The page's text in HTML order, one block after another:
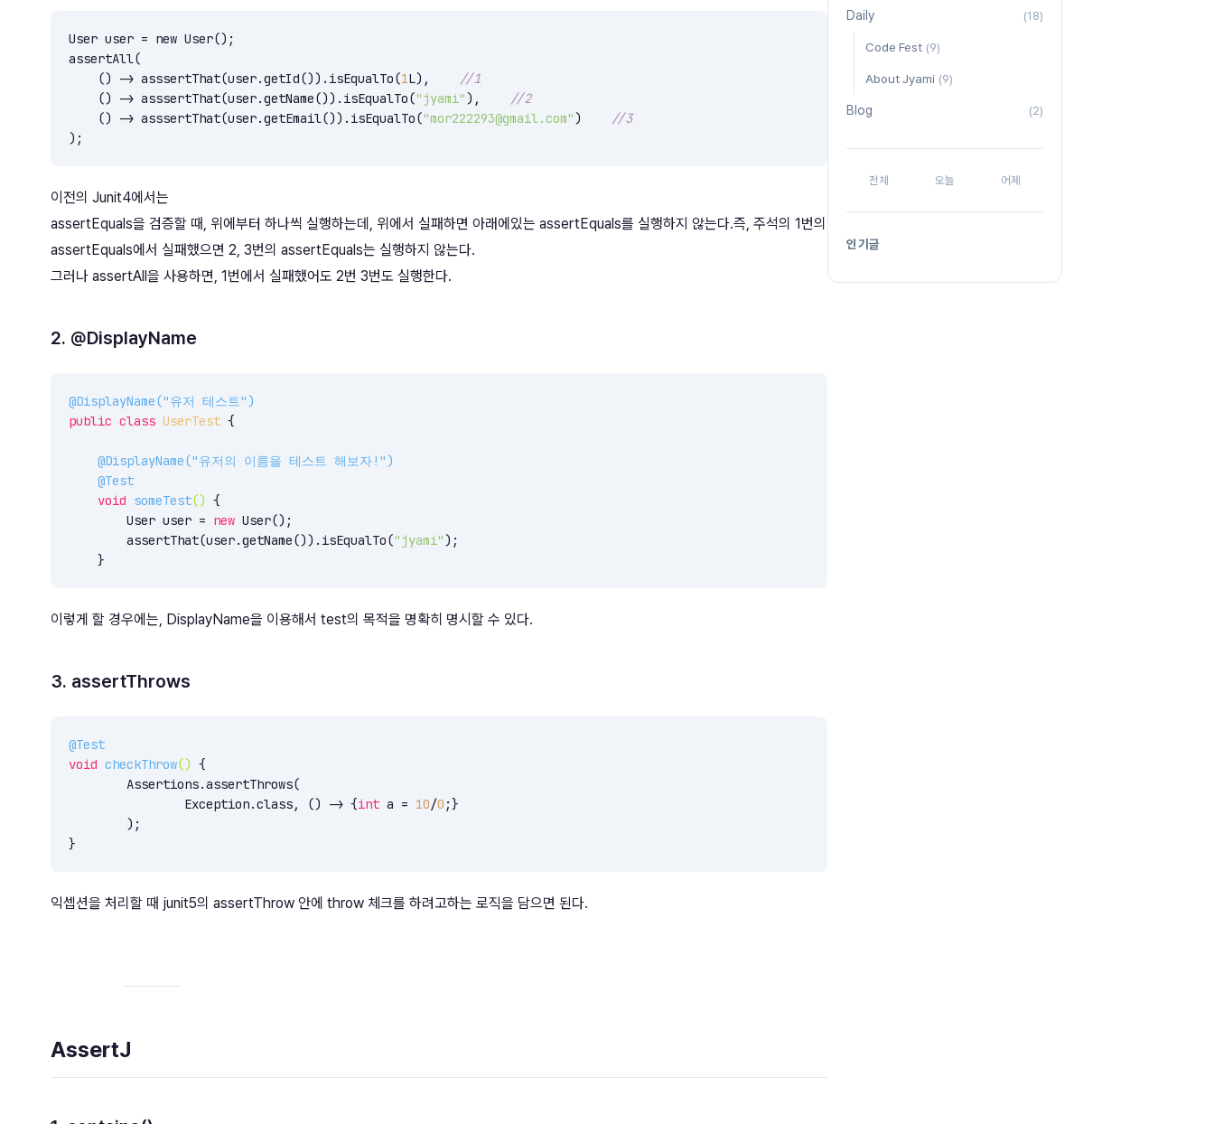
User user = new User();
assertAll(
    () -> asssertThat(user.getId()).isEqualTo(
1L),
//1
    () -> asssertThat(user.getName()).isEqualTo(
"jyami"),
//2
    () -> asssertThat(user.getEmail()).isEqualTo(
"mor222293@gmail.com")
//3
);
이전의 Junit4에서는
assertEquals을 검증할 때, 위에부터 하나씩 실행하는데, 위에서 실패하면 아래에있는 assertEquals를 실행하지 않는다.즉, 주석의 1번의
assertEquals에서 실패했으면 2, 3번의 assertEquals는 실행하지 않는다.
그러나 assertAll을 사용하면, 1번에서 실패했어도 2번 3번도 실행한다.
2. @DisplayName
@DisplayName("유저 테스트")
public class UserTest {
@DisplayName("유저의 이름을 테스트 해보자!")
@Test
void someTest() {
        User user =
new User();
        assertThat(user.getName()).isEqualTo(
"jyami");
    }
이렇게 할 경우에는, DisplayName을 이용해서 test의 목적을 명확히 명시할 수 있다.
3. assertThrows
@Test
void checkThrow() {
		Exception.class, () -> {
int a = 10/0 ;}
}
익셉션을 처리할 때 junit5의 assertThrow 안에 throw 체크를 하려고하는 로직을 담으면 된다.
AssertJ
Daily (18)
Code Fest (9)
About Jyami (9)
Blog (2)
전체 오늘 어제